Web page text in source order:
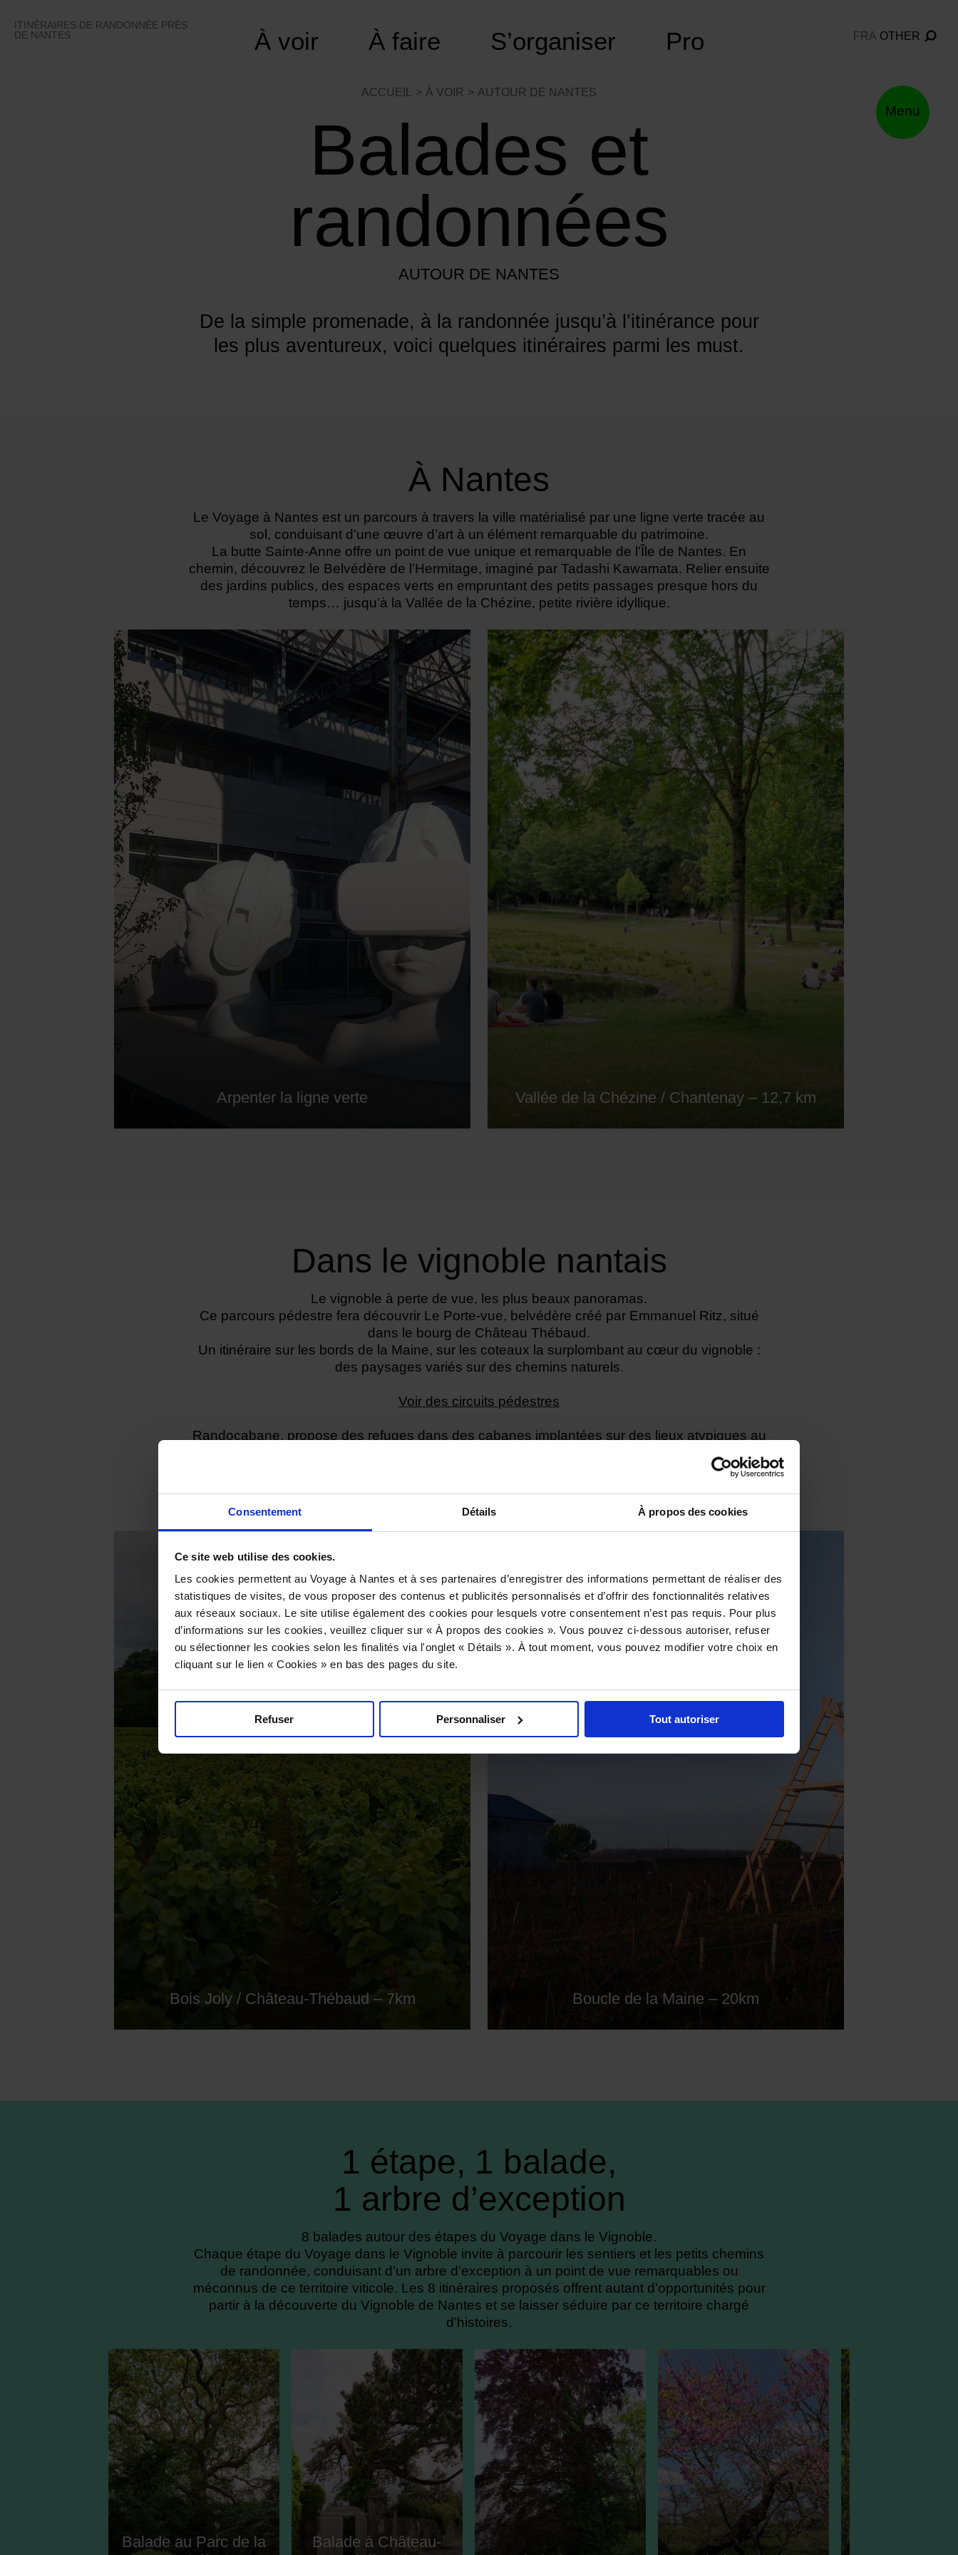
Consentement Détails À propos des cookies
Ce site web utilise des cookies.
Les cookies permettent au Voyage à Nantes et à ses partenaires d’enregistrer des informations permettant de réaliser des
statistiques de visites, de vous proposer des contenus et publicités personnalisés et d’offrir des fonctionnalités relatives
aux réseaux sociaux. Le site utilise également des cookies pour lesquels votre consentement n’est pas requis. Pour plus
d’informations sur les cookies, veuillez cliquer sur « À propos des cookies ». Vous pouvez ci-dessous autoriser, refuser
ou sélectionner les cookies selon les finalités via l'onglet « Détails ». À tout moment, vous pouvez modifier votre choix en
cliquant sur le lien « Cookies » en bas des pages du site.
Refuser Personnaliser Tout autoriser
content
ITINÉRAIRES DE RANDONNÉE PRÈS
DE NANTES
À voir À faire S’organiser Pro FRA OTHER
Menu
ACCUEIL À VOIR AUTOUR DE NANTES
Balades et
randonnées
AUTOUR DE NANTES
De la simple promenade, à la randonnée jusqu’à l’itinérance pour
les plus aventureux, voici quelques itinéraires parmi les must.
À Nantes
Le Voyage à Nantes est un parcours à travers la ville matérialisé par une ligne verte tracée au
sol, conduisant d’une œuvre d’art à un élément remarquable du patrimoine.
La butte Sainte-Anne offre un point de vue unique et remarquable de l’Île de Nantes. En
chemin, découvrez le Belvédère de l’Hermitage, imaginé par Tadashi Kawamata. Relier ensuite
des jardins publics, des espaces verts en empruntant des petits passages presque hors du
temps… jusqu’à la Vallée de la Chézine, petite rivière idyllique.
Arpenter la ligne verte Vallée de la Chézine / Chantenay – 12,7 km
Dans le vignoble nantais
Le vignoble à perte de vue, les plus beaux panoramas.
Ce parcours pédestre fera découvrir Le Porte-vue, belvédère créé par Emmanuel Ritz, situé
dans le bourg de Château Thébaud.
Un itinéraire sur les bords de la Maine, sur les coteaux la surplombant au cœur du vignoble :
des paysages variés sur des chemins naturels.
Voir des circuits pédestres
Randocabane, propose des refuges dans des cabanes implantées sur des lieux atypiques au
Bois Joly / Château-Thébaud – 7km Boucle de la Maine – 20km
1 étape, 1 balade,
1 arbre d’exception
8 balades autour des étapes du Voyage dans le Vignoble.
Chaque étape du Voyage dans le Vignoble invite à parcourir les sentiers et les petits chemins
de randonnée, conduisant d’un arbre d’exception à un point de vue remarquables ou
méconnus de ce territoire viticole. Les 8 itinéraires proposés offrent autant d’opportunités pour
partir à la découverte du Vignoble de Nantes et se laisser séduire par ce territoire chargé
d’histoires.
Balade au Parc de la
Balade à Château-